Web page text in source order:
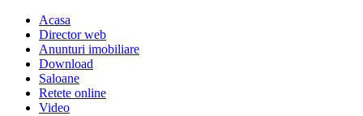
Acasa
Director web
Anunturi imobiliare
Download
Saloane
Retete online
Video